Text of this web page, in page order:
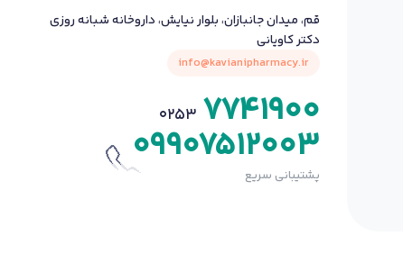
قم، میدان جانبازان، بلوار نیایش، داروخانه شبانه روزی
دکتر کاویانی
info@kavianipharmacy.ir
0253 7741900
09907512003
پشتیبانی سریع